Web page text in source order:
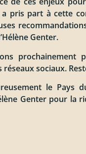
pris part à cette
Genter.
prochainement
sociaux.
le Pays
Genter pour la